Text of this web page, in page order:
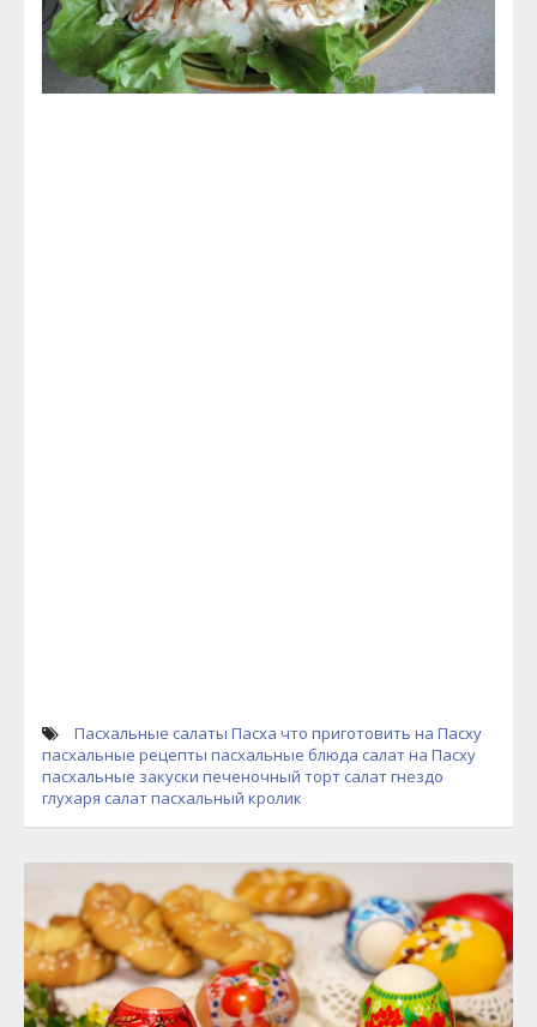
Пасхальные салаты Пасха что приготовить на Пасху
пасхальные рецепты пасхальные блюда салат на Пасху
пасхальные закуски печеночный торт салат гнездо
глухаря салат пасхальный кролик